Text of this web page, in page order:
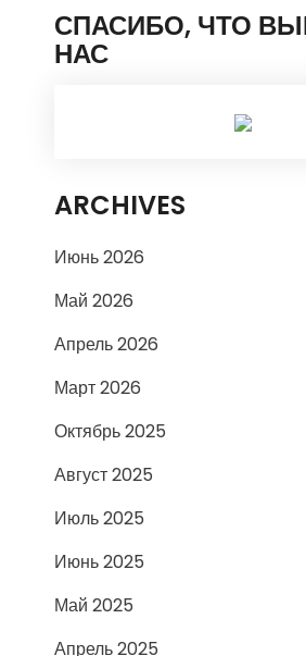
СПАСИБО, ЧТО
НАС
ARCHIVES
Июнь 2026
Май 2026
Апрель 2026
Март 2026
Октябрь 2025
Август 2025
Июль 2025
Июнь 2025
Май 2025
Апрель 2025